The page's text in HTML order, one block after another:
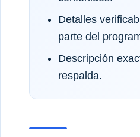
Detalles
parte del
Descripción
respalda.